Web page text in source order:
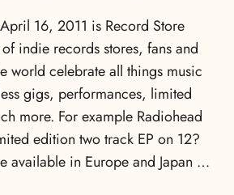
16, 2011 is Record Store
indie records stores, fans and
world celebrate all things music
gigs, performances, limited
more. For example Radiohead
edition two track EP on 12?
available in Europe and Japan …